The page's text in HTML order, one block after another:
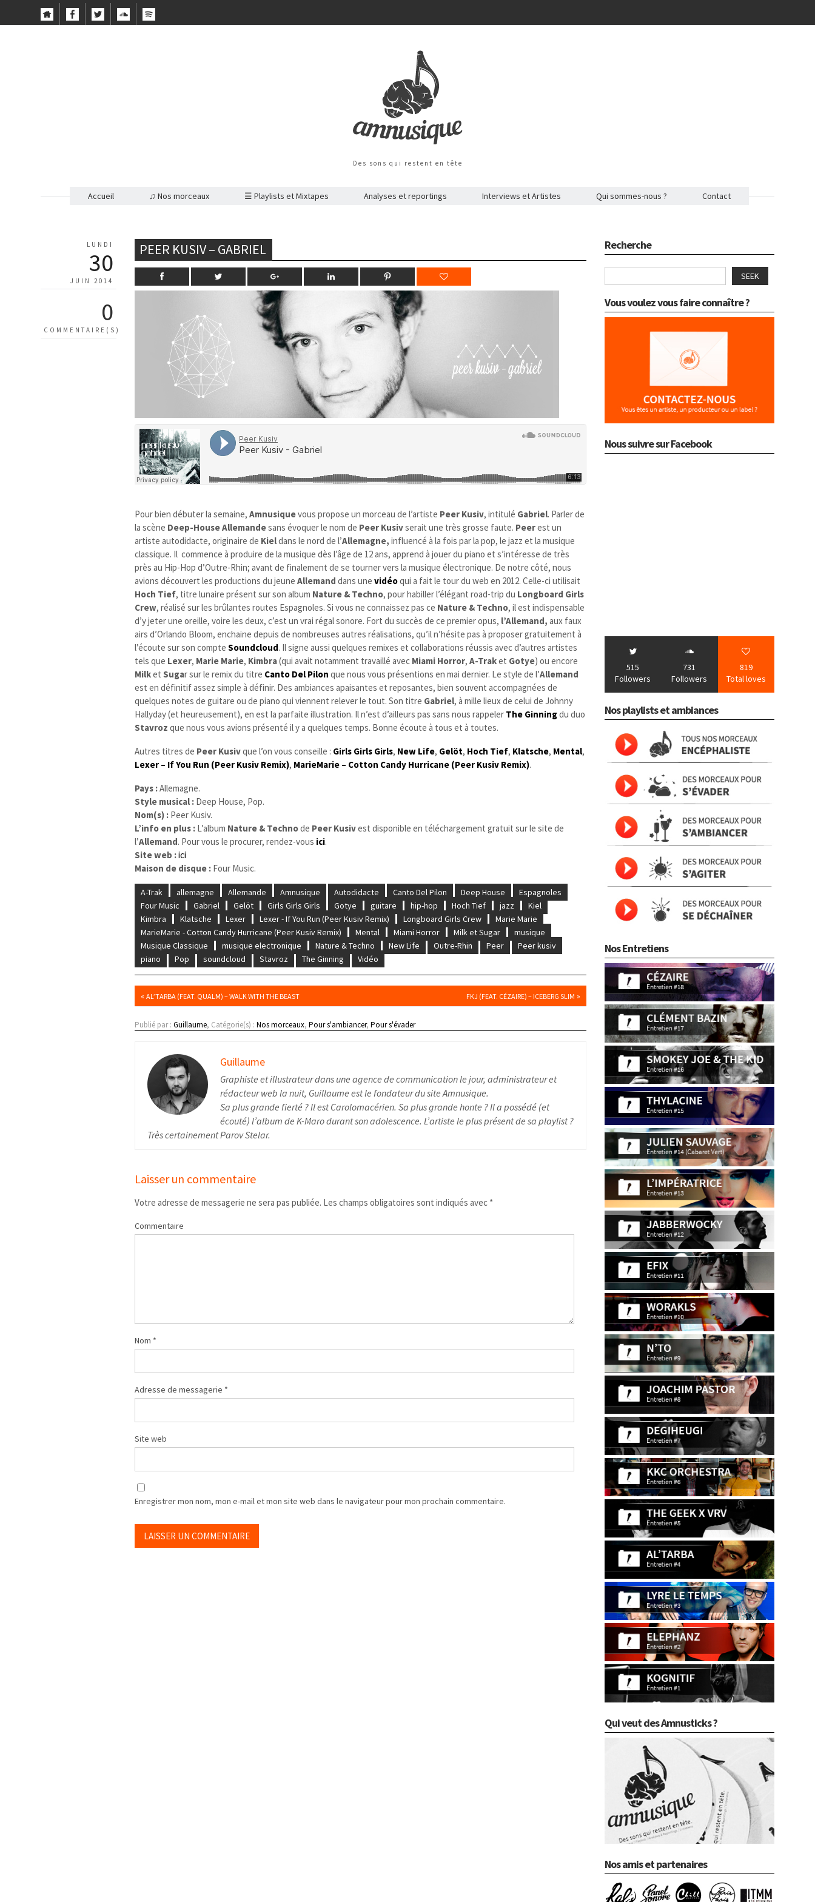
Des sons qui restent en tête
Accueil ♫ Nos morceaux ☰ Playlists et Mixtapes Analyses et reportings Interviews et Artistes Qui sommes-nous ? Contact
LUNDI
30
JUIN 2014
0
COMMENTAIRE(S)
PEER KUSIV – GABRIEL
Pour bien débuter la semaine,Amnusiquevous propose un morceau de l’artiste Peer Kusiv, intitulé Gabriel. Parler de
la scène Deep-HouseAllemandesans évoquer le nom de Peer Kusivserait une très grosse faute. Peerest un
artiste autodidacte, originaire de Kieldans le nord de l’Allemagne,influencé à la fois par la pop, le jazz et la musique
classique. Il commence à produire de la musique dès l’âge de 12 ans, apprend à jouer du piano et s’intéresse de très
près au Hip-Hop d’Outre-Rhin; avant de finalement de se tourner vers la musique électronique. De notre côté, nous
avions découvert les productions du jeuneAllemand dans unevidéoqui a fait le tour du web en 2012. Celle-ci utilisait
Hoch Tief, titre lunaire présent sur son album Nature & Techno, pour habiller l’élégant road-trip du Longboard Girls
Crew, réalisé sur les brûlantes routes Espagnoles. Si vous ne connaissez pas ce Nature & Techno, il est indispensable
d’y jeter une oreille, voire les deux, c’est un vrai régal sonore. Fort du succès de ce premier opus, l’Allemand,aux faux
airs d’Orlando Bloom, enchaine depuis de nombreuses autres réalisations, qu’il n’hésite pas à proposer gratuitement à
l’écoute sur son compteSoundcloud. Il signe aussi quelques remixes et collaborations réussis avec d’autres artistes
tels que Lexer, Marie Marie, Kimbra(qui avait notamment travaillé avec Miami Horror,A-Traket Gotye) ou encore
MilketSugar sur le remix du titre Canto Del Pilon que nous vous présentions en mai dernier. Le style de l’Allemand
est en définitif assez simple à définir. Des ambiances apaisantes et reposantes, bien souvent accompagnées de
quelques notes de guitare ou de piano qui viennent relever le tout. Son titre Gabriel, à mille lieux de celui de Johnny
Hallyday (et heureusement), en est la parfaite illustration. Il n’est d’ailleurs pas sans nous rappeler The Ginningdu duo
Stavrozque nous vous avions présenté il y a quelques temps. Bonne écoute à tous et à toutes.
Autres titres de Peer Kusivque l’on vous conseille : Girls Girls Girls, New Life, Gelöt, Hoch Tief, Klatsche, Mental,
Lexer – If You Run (Peer Kusiv Remix), MarieMarie – Cotton Candy Hurricane (Peer Kusiv Remix).
Pays :Allemagne.
Style musical : Deep House, Pop.
Nom(s) : Peer Kusiv.
L’info en plus : L’album Nature & Technode Peer Kusivest disponible en téléchargement gratuit sur le site de
l’Allemand. Pour vous le procurer, rendez-vous ici.
Site web :ici
Maison de disque : Four Music.
A-Trak allemagne Allemande Amnusique Autodidacte Canto Del Pilon Deep House
Espagnoles
Four Music
Gabriel Gelöt Girls Girls Girls Gotye guitare hip-hop Hoch Tief jazz
Kiel
Kimbra
Klatsche Lexer Lexer - If You Run (Peer Kusiv Remix) Longboard Girls Crew
Marie Marie
MarieMarie - Cotton Candy Hurricane (Peer Kusiv Remix)
Mental Miami Horror Milk et Sugar
musique
Musique Classique
musique electronique Nature & Techno New Life Outre-Rhin Peer
Peer kusiv
piano
Pop soundcloud Stavroz The Ginning Vidéo
«AL’TARBA (FEAT. QUALM) – WALK WITH THE BEAST FKJ (FEAT. CÉZAIRE) – ICEBERG SLIM »
Publié par :Guillaume, Catégorie(s) :Nos morceaux,Pour s'ambiancer,Pour s'évader
Guillaume
Graphiste et illustrateur dans une agence de communication le jour, administrateur et
rédacteur web la nuit, Guillaume est le fondateur du site Amnusique.
Sa plus grande fierté ? Il est Carolomacérien. Sa plus grande honte ? Il a possédé (et
écouté) l’album de K-Maro durant son adolescence. L’artiste le plus présent de sa playlist ?
Très certainement Parov Stelar.
Laisser un commentaire
Votre adresse de messagerie ne sera pas publiée. Les champs obligatoires sont indiqués avec *
Commentaire
Nom *
Adresse de messagerie *
Site web
Enregistrer mon nom, mon e-mail et mon site web dans le navigateur pour mon prochain commentaire.
Recherche
SEEK
Vous voulez vous faire connaître ?
Nous suivre sur Facebook
515
Followers
731
Followers
819
Total loves
Nos playlists et ambiances
Nos Entretiens
Qui veut des Amnusticks ?
Nos amis et partenaires